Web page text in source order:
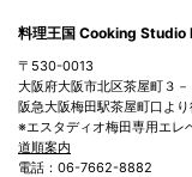
料理王国 Cooking Studio
〒530-0013
大阪府大阪市北区茶屋町３
阪急大阪梅田駅茶屋町口より
※エスタディオ梅田専用エレ
道順案内
電話：06-7662-8882